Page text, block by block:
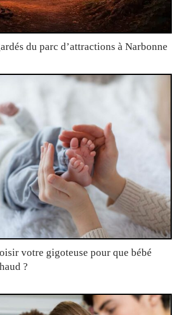
du parc d’attractions à Narbonne
votre gigoteuse pour que bébé
?